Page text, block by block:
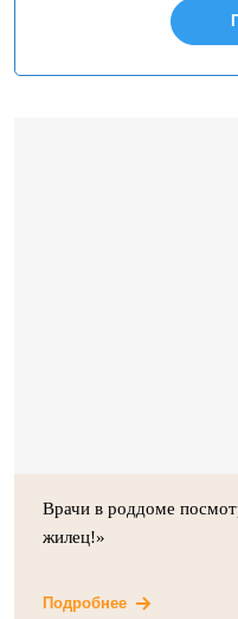
Врачи в роддоме
жилец!»
Подробнее